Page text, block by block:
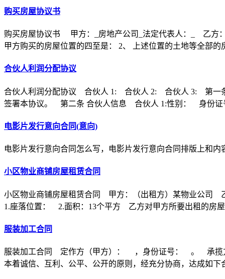
购买房屋协议书
购买房屋协议书 甲方：_房地产公司_法定代表人：_ 乙方
甲方购买的房屋位置的四至是： 2、 上述位置的土地等全部的
合伙人利润分配协议
合伙人利润分配协议 合伙人 1: 合伙人 2: 合伙人 3: 第一条
签署本协议。 第二条 合伙人信息 合伙人 1:性别： 身份
电影片发行意向合同(意向)
电影片发行意向合同怎么写，电影片发行意向合同排版上和
小区物业商铺房屋租赁合同
小区物业商铺房屋租赁合同 甲方：（出租方）某物业公司
1.座落位置： 2.面积：13个平方 乙方对甲方所要出租的房
服装加工合同
服装加工合同 定作方（甲方）： ，身份证号： 。 承揽
本着诚信、互利、公平、公开的原则，经充分协商，达成如下